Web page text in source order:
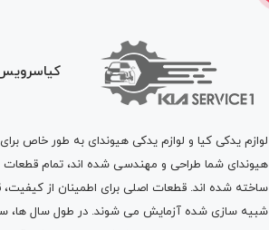
لوازم یدکی کیا و لوازم یدکی هیوندای به طور خاص
هیوندای شما طراحی و مهندسی شده اند، تمام قطعات
ساخته شده اند. قطعات اصلی برای اطمینان از
شبیه سازی شده آزمایش می شوند. در طول سال ها،